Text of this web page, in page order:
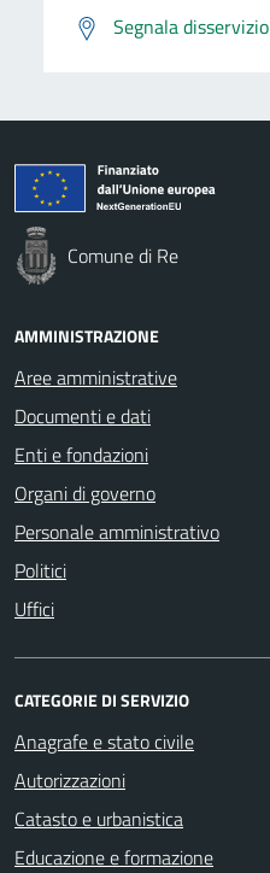
Segnala disservizio
Comune di Re
AMMINISTRAZIONE
Aree amministrative
Documenti e dati
Enti e fondazioni
Organi di governo
Personale amministrativo
Politici
Uffici
CATEGORIE DI SERVIZIO
Anagrafe e stato civile
Autorizzazioni
Catasto e urbanistica
Educazione e formazione